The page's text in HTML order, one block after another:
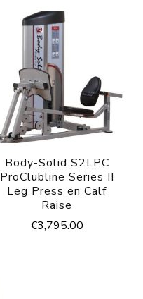
Body-Solid S2LPC
ProClubline Series II
Leg Press en Calf
Raise
€3,795.00